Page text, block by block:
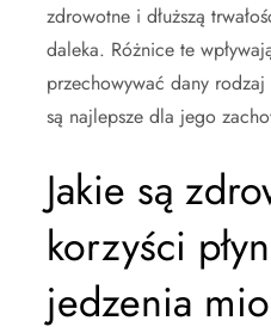
zdrowotne i dłuższą
daleka. Różnice te
przechowywać dany
są najlepsze dla jego
Jakie są
korzyści
jedzenia